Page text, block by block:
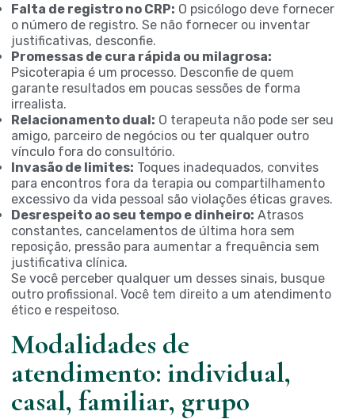
Falta de registro no CRP: O psicólogo deve fornecer
o número de registro. Se não fornecer ou inventar
justificativas, desconfie.
Promessas de cura rápida ou milagrosa:
Psicoterapia é um processo. Desconfie de quem
garante resultados em poucas sessões de forma
irrealista.
Relacionamento dual: O terapeuta não pode ser seu
amigo, parceiro de negócios ou ter qualquer outro
vínculo fora do consultório.
Invasão de limites: Toques inadequados, convites
para encontros fora da terapia ou compartilhamento
excessivo da vida pessoal são violações éticas graves.
Desrespeito ao seu tempo e dinheiro: Atrasos
constantes, cancelamentos de última hora sem
reposição, pressão para aumentar a frequência sem
justificativa clínica.
Se você perceber qualquer um desses sinais, busque
outro profissional. Você tem direito a um atendimento
ético e respeitoso.
Modalidades de
atendimento: individual,
casal, familiar, grupo